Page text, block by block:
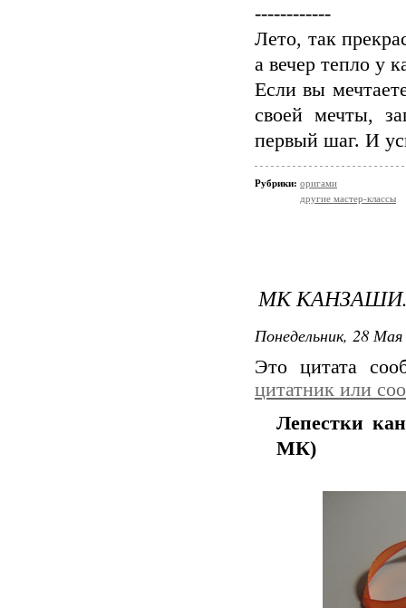
------------
Лето, так
а вечер тепло у
Если вы
своей мечты,
первый шаг. И
Рубрики: оригами
другие мастер-классы
МК
Понедельник, 28
Это цитата
цитатник или
Лепестки
МК)